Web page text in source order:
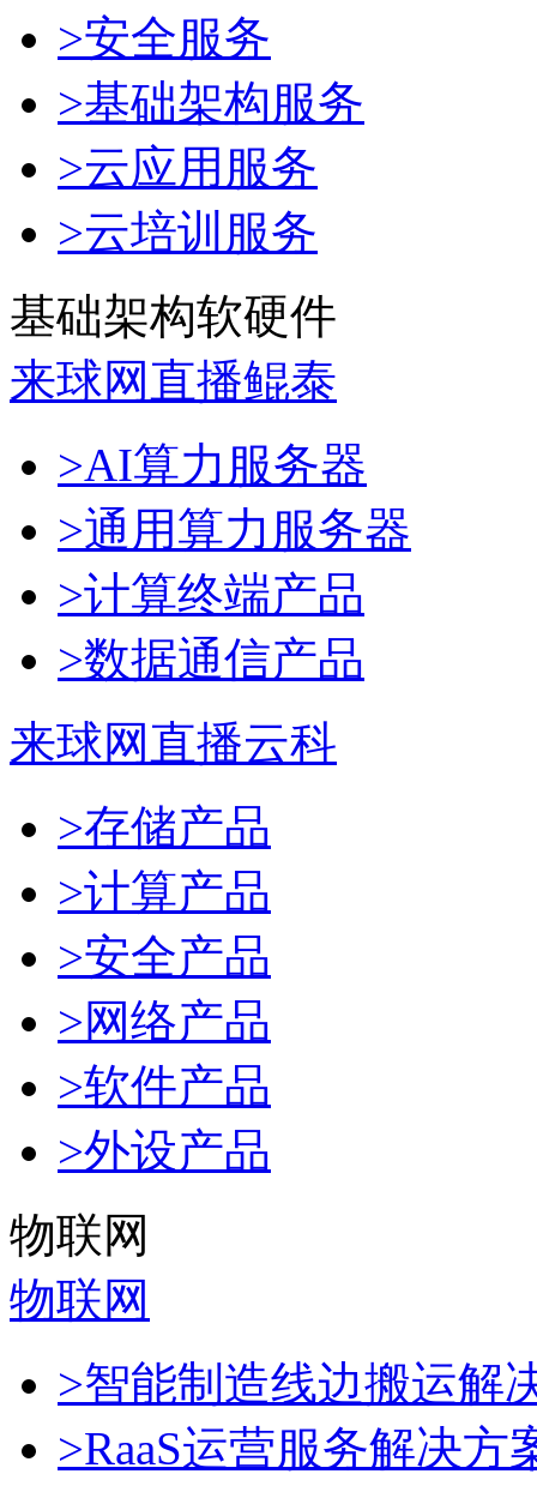
>安全服务
>基础架构服务
>云应用服务
>云培训服务
基础架构软硬件
来球网直播鲲泰
>AI算力服务器
>通用算力服务器
>计算终端产品
>数据通信产品
来球网直播云科
>存储产品
>计算产品
>安全产品
>网络产品
>软件产品
>外设产品
物联网
物联网
>智能制造线边搬运解
>RaaS运营服务解决方